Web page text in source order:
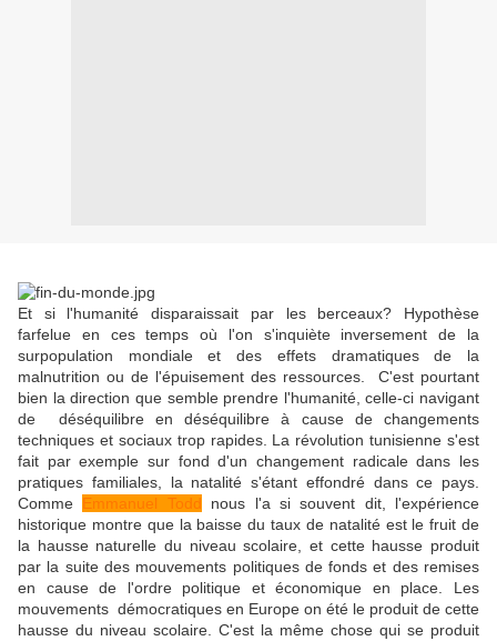
Et si l'humanité disparaissait par les berceaux? Hypothèse
farfelue en ces temps où l'on s'inquiète inversement de la
surpopulation mondiale et des effets dramatiques de la
malnutrition ou de l'épuisement des ressources. C'est pourtant
bien la direction que semble prendre l'humanité, celle-ci navigant
de déséquilibre en déséquilibre à cause de changements
techniques et sociaux trop rapides. La révolution tunisienne s'est
fait par exemple sur fond d'un changement radicale dans les
pratiques familiales, la natalité s'étant effondré dans ce pays.
Comme Emmanuel Todd nous l'a si souvent dit, l'expérience
historique montre que la baisse du taux de natalité est le fruit de
la hausse naturelle du niveau scolaire, et cette hausse produit
par la suite des mouvements politiques de fonds et des remises
en cause de l'ordre politique et économique en place. Les
mouvements démocratiques en Europe on été le produit de cette
hausse du niveau scolaire. C'est la même chose qui se produit